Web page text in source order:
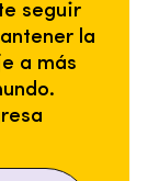
seguir
la
a más